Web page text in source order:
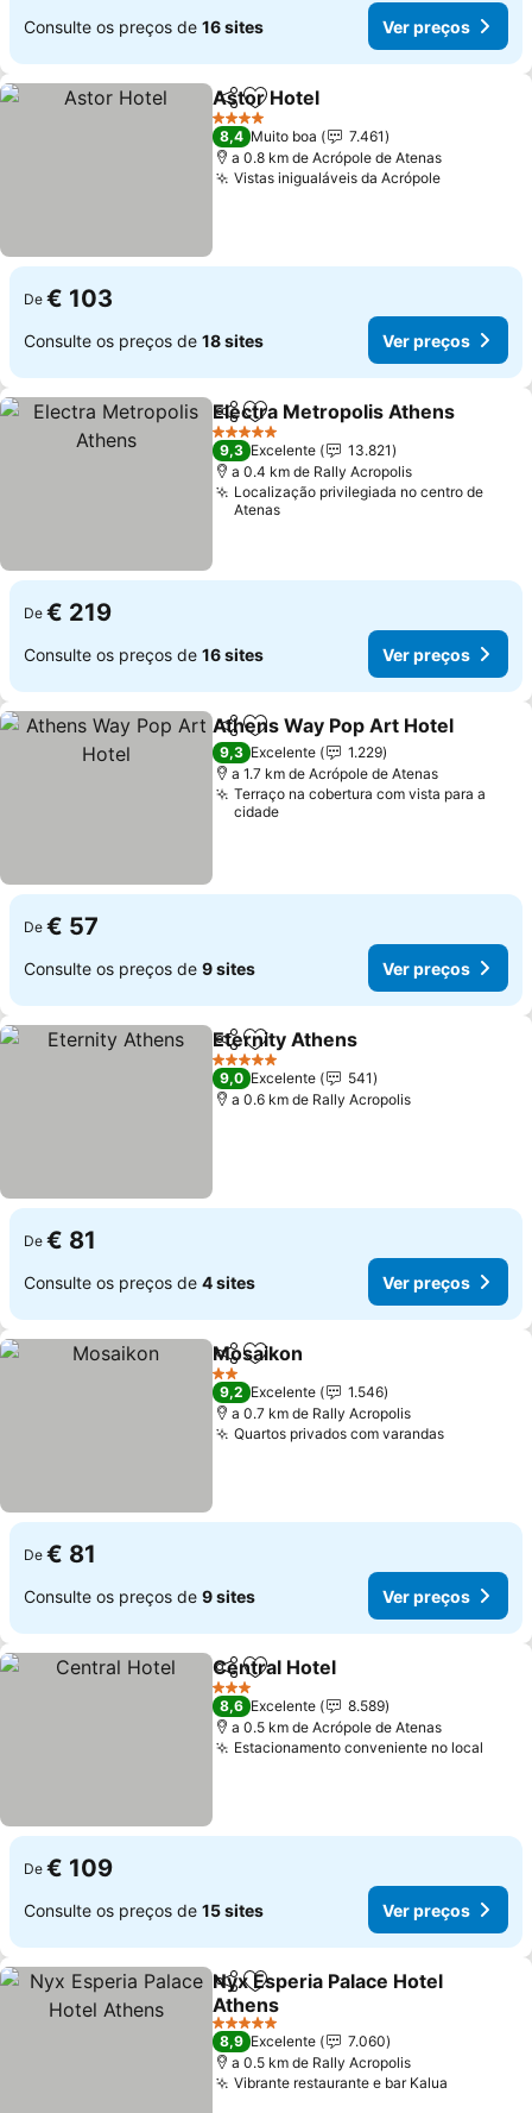
Consulte os preços de 16 sites Ver preços
PartilharAdicionar aos favoritos
Astor Hotel
4 Estrelas
8,4 Muito boa
7.461
a 0.8 km de Acrópole de Atenas
Vistas inigualáveis da Acrópole
De € 103
Consulte os preços de 18 sites Ver preços
PartilharAdicionar aos favoritos
Electra Metropolis Athens
5 Estrelas
9,3 Excelente
13.821
a 0.4 km de Rally Acropolis
Localização privilegiada no centro de
Atenas
De € 219
Consulte os preços de 16 sites Ver preços
PartilharAdicionar aos favoritos
Athens Way Pop Art Hotel
9,3 Excelente
1.229
a 1.7 km de Acrópole de Atenas
Terraço na cobertura com vista para a
cidade
De € 57
Consulte os preços de 9 sites Ver preços
PartilharAdicionar aos favoritos
Eternity Athens
5 Estrelas
9,0 Excelente
541
a 0.6 km de Rally Acropolis
De € 81
Consulte os preços de 4 sites Ver preços
PartilharAdicionar aos favoritos
Mosaikon
2 Estrelas
9,2 Excelente
1.546
a 0.7 km de Rally Acropolis
Quartos privados com varandas
De € 81
Consulte os preços de 9 sites Ver preços
PartilharAdicionar aos favoritos
Central Hotel
3 Estrelas
8,6 Excelente
8.589
a 0.5 km de Acrópole de Atenas
Estacionamento conveniente no local
De € 109
Consulte os preços de 15 sites Ver preços
PartilharAdicionar aos favoritos
Nyx Esperia Palace Hotel
Athens
5 Estrelas
8,9 Excelente
7.060
a 0.5 km de Rally Acropolis
Vibrante restaurante e bar Kalua